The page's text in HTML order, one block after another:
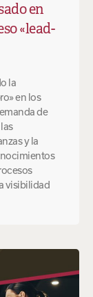
en
«lead-
la
en los
de
y la
visibilidad